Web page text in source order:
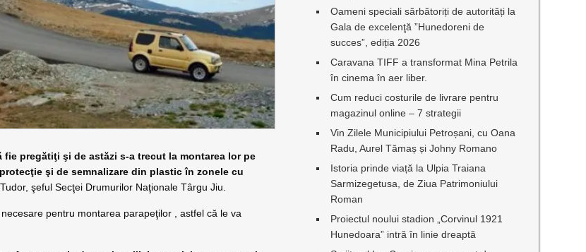
pregătiţi şi de astăzi s-a trecut la montarea lor pe
şi de semnalizare din plastic în zonele cu
şeful Secţei Drumurilor Naţionale Târgu Jiu.
pentru montarea parapeţilor , astfel că le va
Oameni speciali sărbătoriți de autorități la
Gala de excelenţă ”Hunedoreni de
succes”, ediția 2026
Caravana TIFF a transformat Mina Petrila
în cinema în aer liber.
Cum reduci costurile de livrare pentru
magazinul online – 7 strategii
Vin Zilele Municipiului Petroșani, cu Oana
Radu, Aurel Tămaș și Johny Romano
Istoria prinde viață la Ulpia Traiana
Sarmizegetusa, de Ziua Patrimoniului
Roman
Proiectul noului stadion „Corvinul 1921
Hunedoara” intră în linie dreaptă